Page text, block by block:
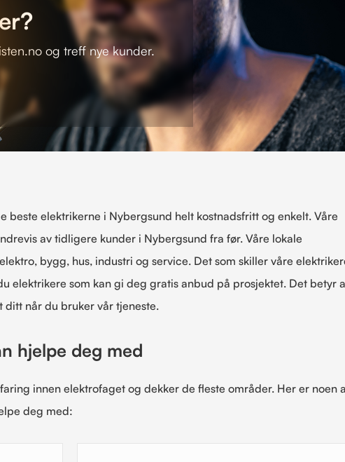
og treff nye kunder.
beste elektrikerne i Nybergsund helt kostnadsfritt og enkelt. Våre
av tidligere kunder i Nybergsund fra før. Våre lokale
bygg, hus, industri og service. Det som skiller våre
elektrikere som kan gi deg gratis anbud på prosjektet. Det betyr
ditt når du bruker vår tjeneste.
hjelpe deg med
innen elektrofaget og dekker de fleste områder. Her er noen
deg med: